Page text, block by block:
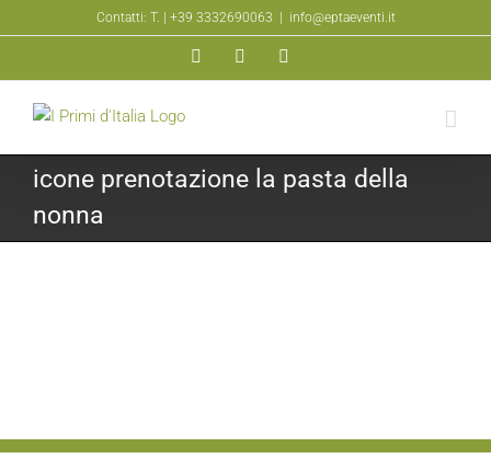
al
Contatti: T. | +39 3332690063 info@eptaeventi.it
FacebookYouTube
icone prenotazione la pasta della
nonna